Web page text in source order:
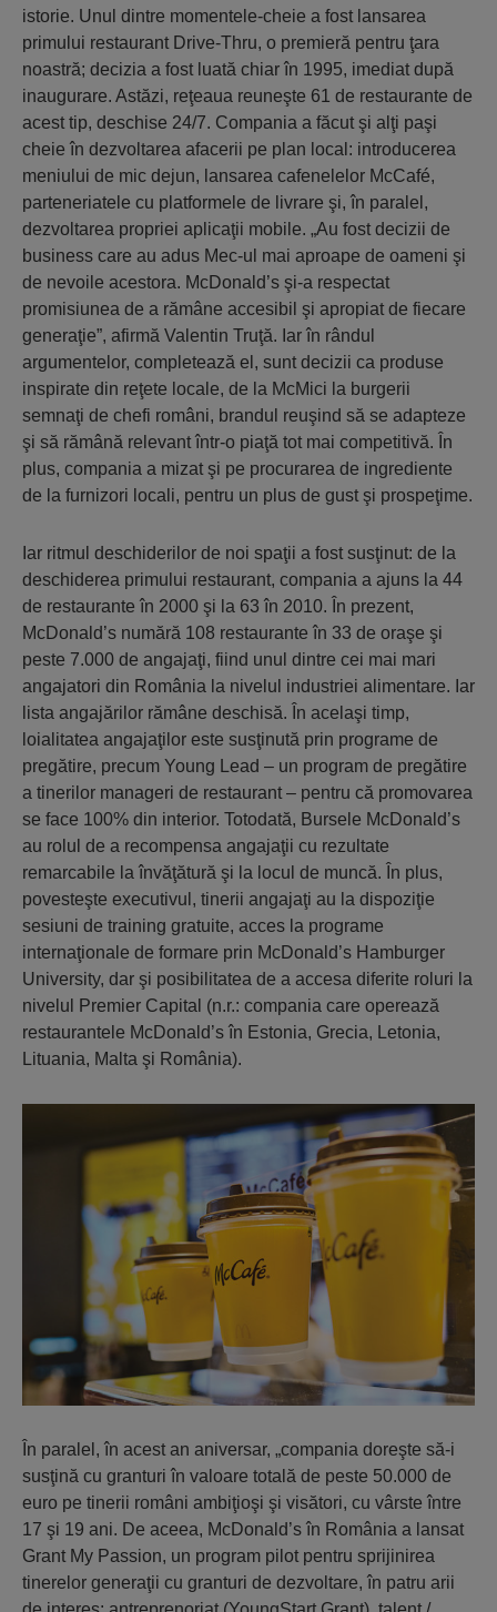
istorie. Unul dintre momentele-cheie a fost lansarea
primului restaurant Drive-Thru, o premieră pentru ţara
noastră; decizia a fost luată chiar în 1995, imediat după
inaugurare. Astăzi, reţeaua reuneşte 61 de restaurante de
acest tip, deschise 24/7. Compania a făcut şi alţi paşi
cheie în dezvoltarea afacerii pe plan local: introducerea
meniului de mic dejun, lansarea cafenelelor McCafé,
parteneriatele cu platformele de livrare şi, în paralel,
dezvoltarea propriei aplicaţii mobile. „Au fost decizii de
business care au adus Mec-ul mai aproape de oameni şi
de nevoile acestora. McDonald’s şi-a respectat
promisiunea de a rămâne accesibil şi apropiat de fiecare
generaţie”, afirmă Valentin Truţă. Iar în rândul
argumentelor, completează el, sunt decizii ca produse
inspirate din reţete locale, de la McMici la burgerii
semnaţi de chefi români, brandul reuşind să se adapteze
şi să rămână relevant într-o piaţă tot mai competitivă. În
plus, compania a mizat şi pe procurarea de ingrediente
de la furnizori locali, pentru un plus de gust şi prospeţime.
Iar ritmul deschiderilor de noi spaţii a fost susţinut: de la
deschiderea primului restaurant, compania a ajuns la 44
de restaurante în 2000 şi la 63 în 2010. În prezent,
McDonald’s numără 108 restaurante în 33 de oraşe şi
peste 7.000 de angajaţi, fiind unul dintre cei mai mari
angajatori din România la nivelul industriei alimentare. Iar
lista angajărilor rămâne deschisă. În acelaşi timp,
loialitatea angajaţilor este susţinută prin programe de
pregătire, precum Young Lead – un program de pregătire
a tinerilor manageri de restaurant – pentru că promovarea
se face 100% din interior. Totodată, Bursele McDonald’s
au rolul de a recompensa angajaţii cu rezultate
remarcabile la învăţătură şi la locul de muncă. În plus,
povesteşte executivul, tinerii angajaţi au la dispoziţie
sesiuni de training gratuite, acces la programe
internaţionale de formare prin McDonald’s Hamburger
University, dar şi posibilitatea de a accesa diferite roluri la
nivelul Premier Capital (n.r.: compania care operează
restaurantele McDonald’s în Estonia, Grecia, Letonia,
Lituania, Malta şi România).
În paralel, în acest an aniversar, „compania doreşte să-i
susţină cu granturi în valoare totală de peste 50.000 de
euro pe tinerii români ambiţioşi şi visători, cu vârste între
17 şi 19 ani. De aceea, McDonald’s în România a lansat
Grant My Passion, un program pilot pentru sprijinirea
tinerelor generaţii cu granturi de dezvoltare, în patru arii